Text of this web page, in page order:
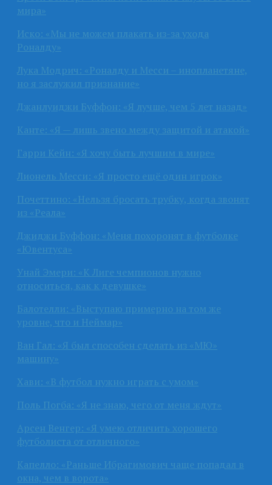
мира»
Иско: «Мы не можем плакать из-за ухода
Роналду»
Лука Модрич: «Роналду и Месси – инопланетяне,
но я заслужил признание»
Джанлуиджи Буффон: «Я лучше, чем 5 лет назад»
Канте: «Я — лишь звено между защитой и атакой»
Гарри Кейн: «Я хочу быть лучшим в мире»
Лионель Месси: «Я просто ещё один игрок»
Почеттино: «Нельзя бросать трубку, когда звонят
из «Реала»
Джиджи Буффон: «Меня похоронят в футболке
«Ювентуса»
Унай Эмери: «К Лиге чемпионов нужно
относиться, как к девушке»
Балотелли: «Выступаю примерно на том же
уровне, что и Неймар»
Ван Гал: «Я был способен сделать из «МЮ»
машину»
Хави: «В футбол нужно играть с умом»
Поль Погба: «Я не знаю, чего от меня ждут»
Арсен Венгер: «Я умею отличить хорошего
футболиста от отличного»
Капелло: «Раньше Ибрагимович чаще попадал в
окна, чем в ворота»